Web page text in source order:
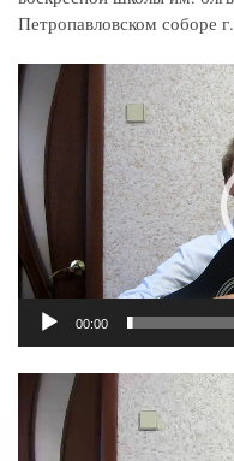
Петропавловском соборе
Видеоплеер
00:00
Видеоплеер